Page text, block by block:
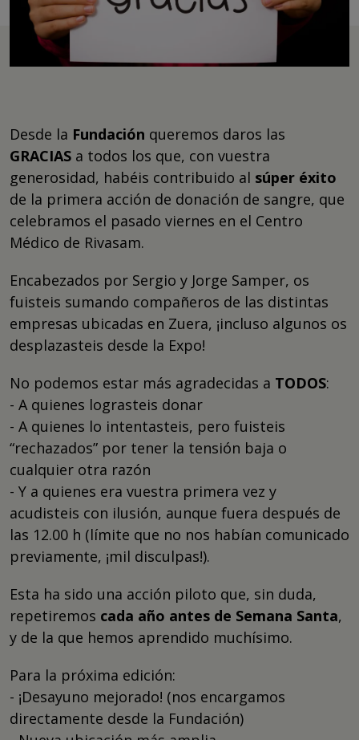
Desde la Fundación queremos daros las
GRACIAS a todos los que, con vuestra
generosidad, habéis contribuido al súper éxito
de la primera acción de donación de sangre, que
celebramos el pasado viernes en el Centro
Médico de Rivasam.
Encabezados por Sergio y Jorge Samper, os
fuisteis sumando compañeros de las distintas
empresas ubicadas en Zuera, ¡incluso algunos os
desplazasteis desde la Expo!
No podemos estar más agradecidas a TODOS:
- A quienes lograsteis donar
- A quienes lo intentasteis, pero fuisteis
“rechazados” por tener la tensión baja o
cualquier otra razón
- Y a quienes era vuestra primera vez y
acudisteis con ilusión, aunque fuera después de
las 12.00 h (límite que no nos habían comunicado
previamente, ¡mil disculpas!).
Esta ha sido una acción piloto que, sin duda,
repetiremos cada año antes de Semana Santa,
y de la que hemos aprendido muchísimo.
Para la próxima edición:
- ¡Desayuno mejorado! (nos encargamos
directamente desde la Fundación)